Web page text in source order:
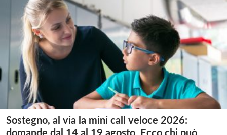
Sostegno, al via la mini call veloce 2026: